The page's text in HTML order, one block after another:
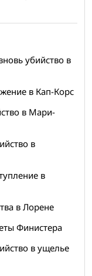
убийство в
в Кап-Корс
в Мари-
в
в
в Лорене
Финистера
в ущелье